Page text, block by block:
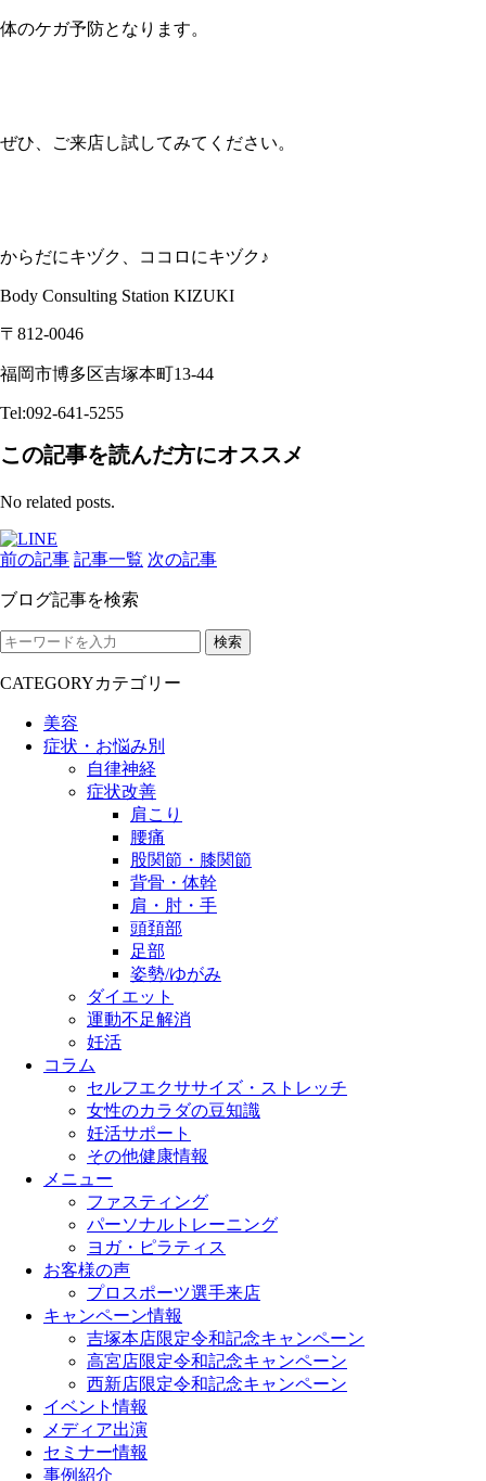
体のケガ予防となります。
ぜひ、ご来店し試してみてください。
からだにキヅク、ココロにキヅク♪
Body Consulting Station KIZUKI
〒812-0046
福岡市博多区吉塚本町13-44
Tel:092-641-5255
この記事を読んだ方にオススメ
No related posts.
前の記事 記事一覧 次の記事
ブログ記事を検索
検索
CATEGORYカテゴリー
美容
症状・お悩み別
自律神経
症状改善
肩こり
腰痛
股関節・膝関節
背骨・体幹
肩・肘・手
頭頚部
足部
姿勢/ゆがみ
ダイエット
運動不足解消
妊活
コラム
セルフエクササイズ・ストレッチ
女性のカラダの豆知識
妊活サポート
その他健康情報
メニュー
ファスティング
パーソナルトレーニング
ヨガ・ピラティス
お客様の声
プロスポーツ選手来店
キャンペーン情報
吉塚本店限定令和記念キャンペーン
高宮店限定令和記念キャンペーン
西新店限定令和記念キャンペーン
イベント情報
メディア出演
セミナー情報
事例紹介